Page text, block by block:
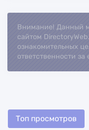
Внимание! Данный
сайтом
ознакомительных
ответственности
Топ просмотров